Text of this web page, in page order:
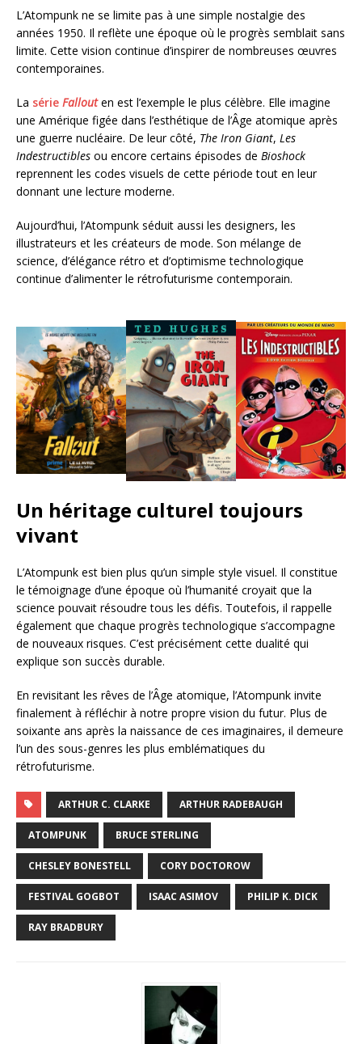
L’Atompunk ne se limite pas à une simple nostalgie des
années 1950. Il reflète une époque où le progrès semblait sans
limite. Cette vision continue d’inspirer de nombreuses œuvres
contemporaines.
La série Fallouten est l’exemple le plus célèbre. Elle imagine
une Amérique figée dans l’esthétique de l’Âge atomique après
une guerre nucléaire. De leur côté, The Iron Giant, Les
Indestructibles ou encore certains épisodes de Bioshock
reprennent les codes visuels de cette période tout en leur
donnant une lecture moderne.
Aujourd’hui, l’Atompunk séduit aussi les designers, les
illustrateurs et les créateurs de mode. Son mélange de
science, d’élégance rétro et d’optimisme technologique
continue d’alimenter le rétrofuturisme contemporain.
Un héritage culturel toujours
vivant
L’Atompunk est bien plus qu’un simple style visuel. Il constitue
le témoignage d’une époque où l’humanité croyait que la
science pouvait résoudre tous les défis. Toutefois, il rappelle
également que chaque progrès technologique s’accompagne
de nouveaux risques. C’est précisément cette dualité qui
explique son succès durable.
En revisitant les rêves de l’Âge atomique, l’Atompunk invite
finalement à réfléchir à notre propre vision du futur. Plus de
soixante ans après la naissance de ces imaginaires, il demeure
l’un des sous-genres les plus emblématiques du
rétrofuturisme.
ARTHUR C. CLARKE ARTHUR RADEBAUGH
ATOMPUNK BRUCE STERLING
CHESLEY BONESTELL CORY DOCTOROW
FESTIVAL GOGBOT ISAAC ASIMOV PHILIP K. DICK
RAY BRADBURY